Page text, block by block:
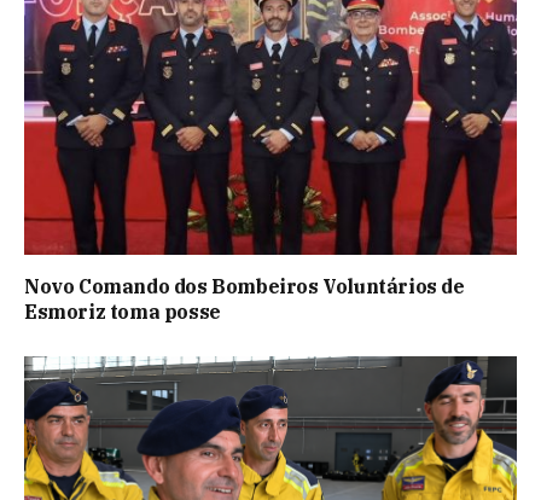
Novo Comando dos Bombeiros Voluntários de
Esmoriz toma posse